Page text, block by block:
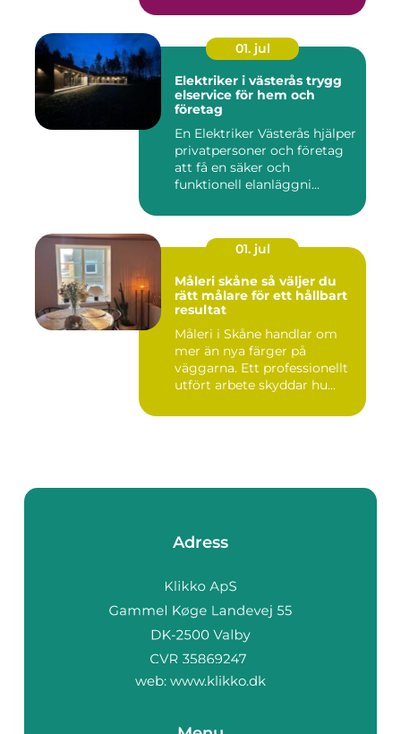
01. jul
Elektriker i västerås trygg
elservice för hem och
företag
En Elektriker Västerås hjälper
privatpersoner och företag
att få en säker och
funktionell elanläggni...
01. jul
Måleri skåne så väljer du
rätt målare för ett hållbart
resultat
Måleri i Skåne handlar om
mer än nya färger på
väggarna. Ett professionellt
utfört arbete skyddar hu...
Adress
web: www.klikko.dk